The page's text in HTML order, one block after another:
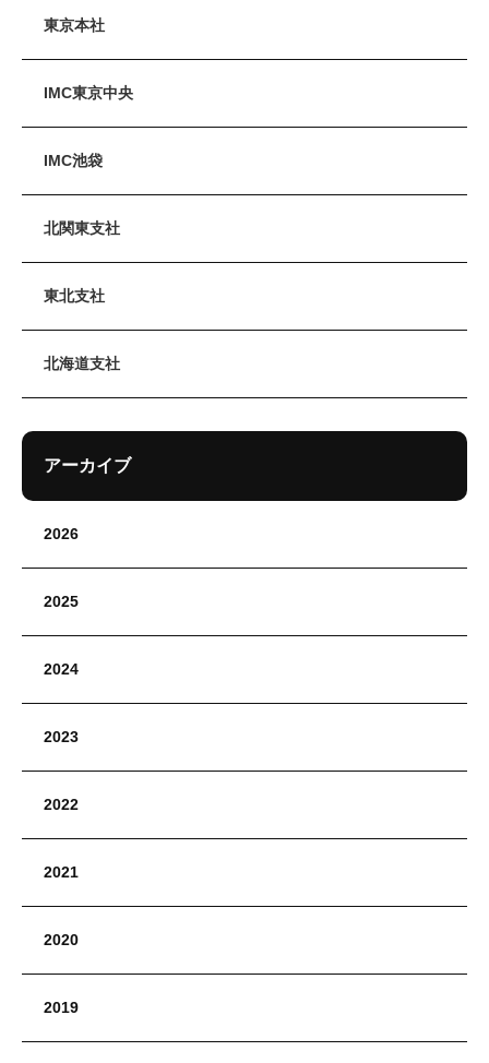
東京本社
IMC東京中央
IMC池袋
北関東支社
東北支社
北海道支社
アーカイブ
2026
2025
2024
2023
2022
2021
2020
2019